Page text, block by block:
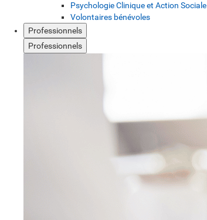
Psychologie Clinique et Action Sociale
Volontaires bénévoles
Professionnels
Professionnels